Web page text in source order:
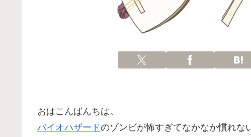
おはこんばんちは。
バイオハザードのゾンビが怖すぎてなかなか慣れな